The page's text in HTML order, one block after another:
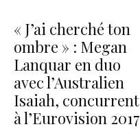
« J’ai cherché ton
ombre » : Megan
Lanquar en duo
avec l’Australien
Isaiah, concurrent
à l’Eurovision 2017